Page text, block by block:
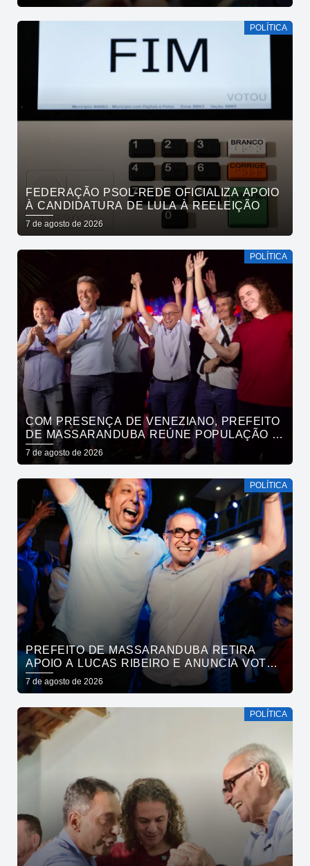
POLÍTICA
FEDERAÇÃO PSOL-REDE OFICIALIZA APOIO
À CANDIDATURA DE LULA À REELEIÇÃO
7 de agosto de 2026
POLÍTICA
COM PRESENÇA DE VENEZIANO, PREFEITO
DE MASSARANDUBA REÚNE POPULAÇÃO E
ANUNCIA APOIO A CÍCERO LUCENA
7 de agosto de 2026
POLÍTICA
PREFEITO DE MASSARANDUBA RETIRA
APOIO A LUCAS RIBEIRO E ANUNCIA VOTO
EM CÍCERO PARA O GOVERNO
7 de agosto de 2026
POLÍTICA